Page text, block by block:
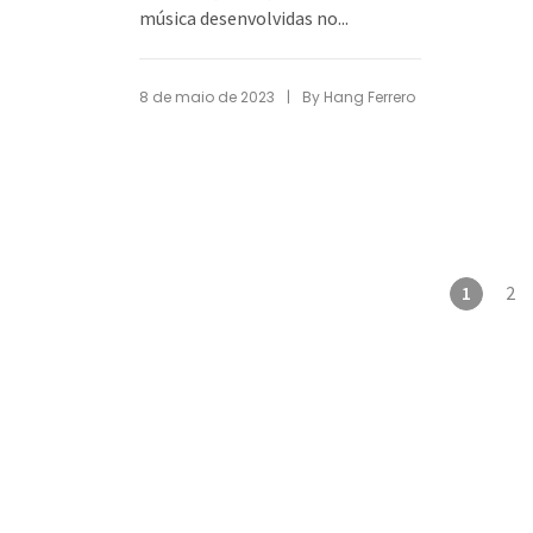
música desenvolvidas no...
8 de maio de 2023 | By Hang Ferrero
1 2